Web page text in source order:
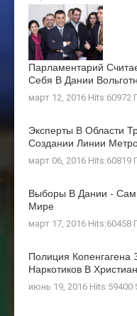
Парламентарий
Себя В Дании
март 12, 2016 Hits:60972
Эксперты В Области
Создании Линии
март 06, 2016 Hits:60819
Выборы В Дании -
Мире
март 17, 2016 Hits:60458
Полиция
Наркотиков В
июнь 19, 2016 Hits:59400